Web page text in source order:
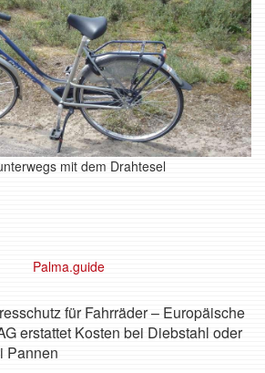
mit dem Drahtesel
für Fahrräder – Europäische
erstattet Kosten bei Diebstahl oder
Pannen